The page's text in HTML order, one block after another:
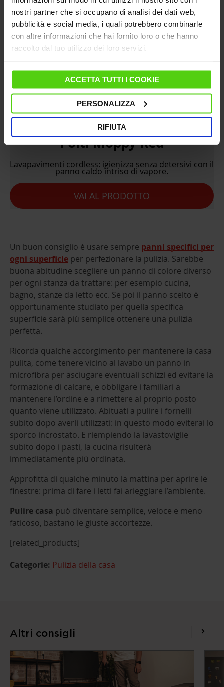
nostri partner che si occupano di analisi dei dati web,
pubblicità e social media, i quali potrebbero combinarle
con altre informazioni che hai fornito loro o che hanno
raccolto dal tuo utilizzo dei loro servizi.
ACCETTA TUTTI I COOKIE
PERSONALIZZA
RIFIUTA
Polti Moppy Red
Lavapavimenti cordless: igienizza senza detersivi con il
panno caldo intriso di vapore.
VAI AL PRODOTTO
Un buon consiglio è usare sempre panni specifici per
ogni superficie per perfezionare la pulizia. Sarebbe
buona abitudine scegliere un panno di colore diverso
per ogni stanza da trattare: per esempio cucina,
bagno, stanze da letto ecc. Se poi il panno scelto è
opportunamente studiato per quella specifica
superficie sarà più semplice ottenere una pulizia
perfetta.
Ricorda qualche accorgimento per mantenere la casa
pulita, come tenere vicino al lavabo un panno in
microfibra per asciugare eventuali schizzi ed evitare la
formazione di calcare, e obbligare i familiari a
mantenere l’ordine e a rimettere al proprio posto
quanto viene utilizzato. Abituati a pulire i fornelli
subito dopo averli utilizzati: in questo modo eviterai lo
sporco incrostato. E riempiendo la lavastoviglie
subito dopo i pasti, la cucina risulterà
immediatamente più ordinata.
Approfitta di qualche minuto la mattina per aprire le
finestre: prima di fare i letti fai arieggiare l’ambiente.
Pulire casa può diventare semplice, veloce e meno
faticoso, bastano le giuste accortezze.
[related_products]
Categorie: Pulizia della casa
Altri consigli